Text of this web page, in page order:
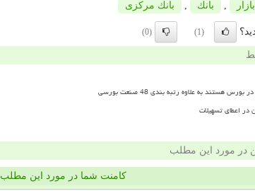
بازار بانك بانك مركزی
(1)
(0)
به علاوه رتبه بندی 48 صنعت بورسی
اعطای تسهیلات
در مورد این مطلب
کامنت شما در مورد این مطلب